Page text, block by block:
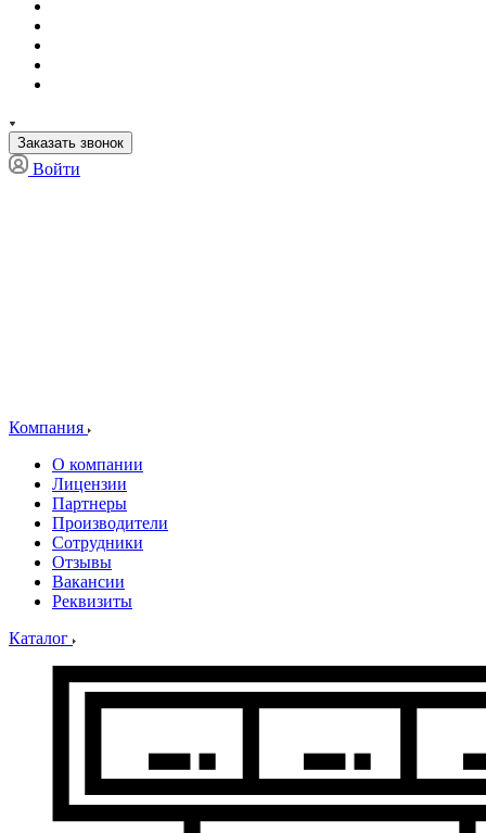
Заказать звонок
Войти
Компания
О компании
Лицензии
Партнеры
Производители
Сотрудники
Отзывы
Вакансии
Реквизиты
Каталог